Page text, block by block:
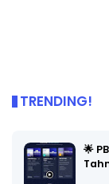
TRENDING!
🌟